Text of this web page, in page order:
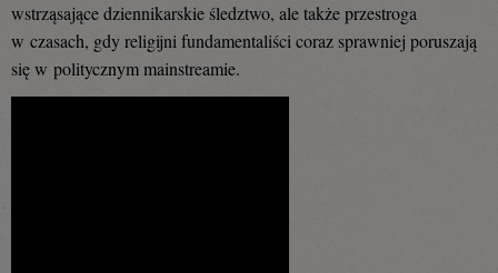
wstrząsające dziennikarskie śledztwo, ale także przestroga
w czasach, gdy religijni fundamentaliści coraz sprawniej poruszają
się w politycznym mainstreamie.